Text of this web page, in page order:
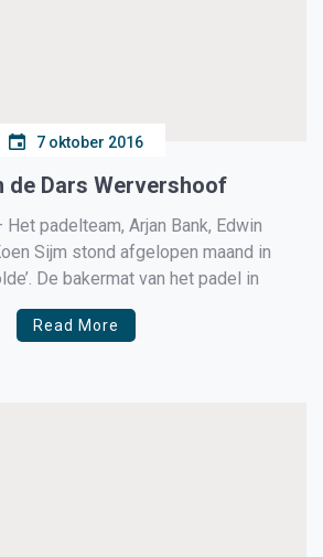
7 oktober 2016
de Dars Wervershoof
Het padelteam, Arjan Bank, Edwin
Sijm stond afgelopen maand in
De bakermat van het padel in
Read More